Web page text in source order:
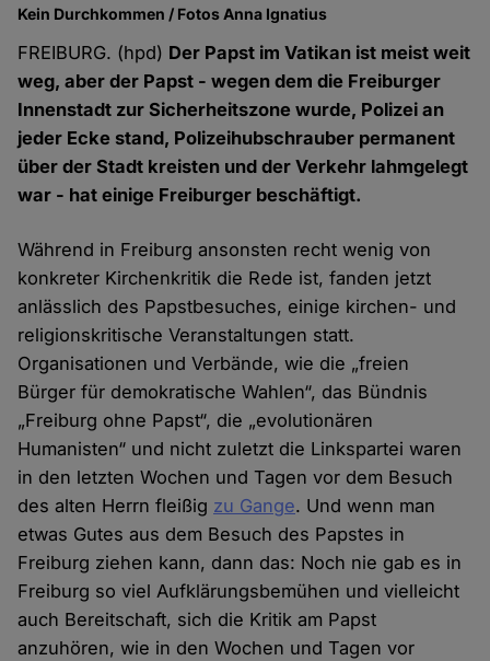
Kein Durchkommen / Fotos Anna Ignatius
FREIBURG. (hpd) Der Papst im Vatikan ist meist weit
weg, aber der Papst - wegen dem die Freiburger
Innenstadt zur Sicherheitszone wurde, Polizei an
jeder Ecke stand, Polizeihubschrauber permanent
über der Stadt kreisten und der Verkehr lahmgelegt
war - hat einige Freiburger beschäftigt.
Während in Freiburg ansonsten recht wenig von
konkreter Kirchenkritik die Rede ist, fanden jetzt
anlässlich des Papstbesuches, einige kirchen- und
religionskritische Veranstaltungen statt.
Organisationen und Verbände, wie die „freien
Bürger für demokratische Wahlen“, das Bündnis
„Freiburg ohne Papst“, die „evolutionären
Humanisten“ und nicht zuletzt die Linkspartei waren
in den letzten Wochen und Tagen vor dem Besuch
des alten Herrn fleißig zu Gange. Und wenn man
etwas Gutes aus dem Besuch des Papstes in
Freiburg ziehen kann, dann das: Noch nie gab es in
Freiburg so viel Aufklärungsbemühen und vielleicht
auch Bereitschaft, sich die Kritik am Papst
anzuhören, wie in den Wochen und Tagen vor